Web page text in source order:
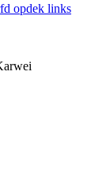
opdek links